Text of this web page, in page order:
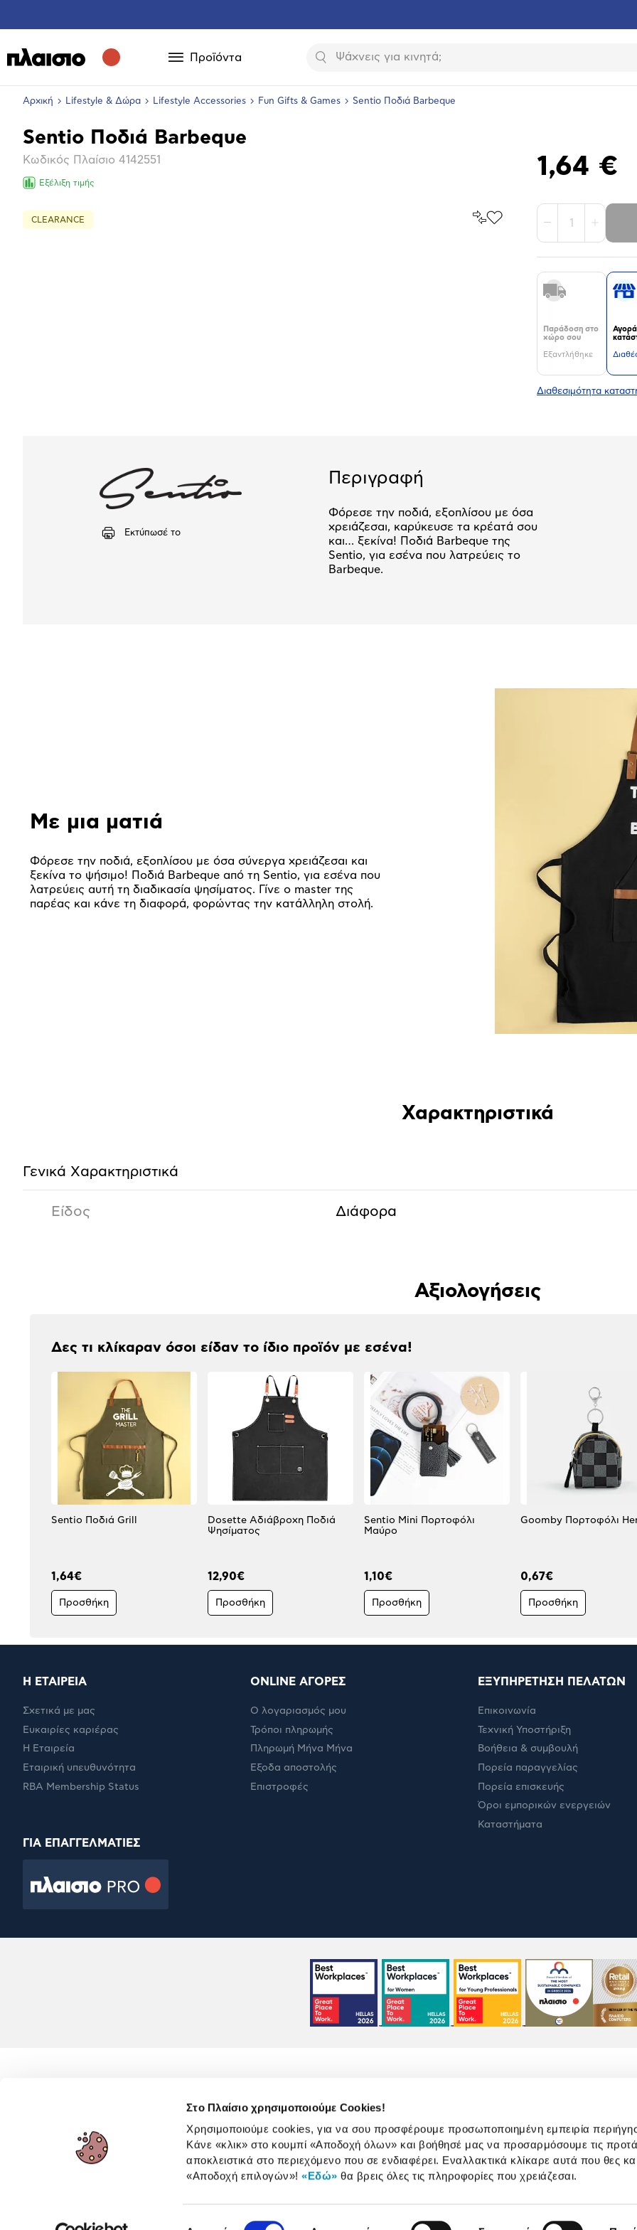
Στο Πλαίσιο χρησιμοποιούμε Cookies!
Χρησιμοποιούμε cookies, για να σου προσφέρουμε προσωποποιημένη εμπειρία
Κάνε «κλικ» στο κουμπί «Αποδοχή όλων» και βοήθησέ μας να προσαρμόσουμε τις
αποκλειστικά στο περιεχόμενο που σε ενδιαφέρει. Εναλλακτικά κλίκαρε αυτά που θες
«Αποδοχή επιλογών»!«Εδώ» θα βρεις όλες τις πληροφορίες που χρειάζεσαι.
Προϊόντα Αναζήτηση
Αρχική Lifestyle & Δώρα Lifestyle Accessories Fun Gifts & Games Sentio Ποδιά Barbeque
Βασικά
χαρακτηριστικά
Sentio Ποδιά Barbeque
Κωδικός Πλαίσιο 4142551
Εξέλιξη τιμής
CLEARANCE
Σύγκρινέ
Προσθήκη
Αγαπημένα
1,64 €
1
Παράδοση στο
χώρο σου
Εξαντλήθηκε
Διαθεσιμότητα
Εκτύπωσέ το
Περιγραφή
Φόρεσε την ποδιά, εξοπλίσου με όσα
χρειάζεσαι, καρύκευσε τα κρέατά σου
και… ξεκίνα! Ποδιά Barbeque της
Sentio, για εσένα που λατρεύεις το
Barbeque.
Με μια ματιά
Φόρεσε την ποδιά, εξοπλίσου με όσα σύνεργα χρειάζεσαι και
ξεκίνα το ψήσιμο! Ποδιά Barbeque από τη Sentio, για εσένα που
λατρεύεις αυτή τη διαδικασία ψησίματος. Γίνε ο master της
παρέας και κάνε τη διαφορά, φορώντας την κατάλληλη στολή.
Χαρακτηριστικά
Γενικά Xαρακτηριστικά
Είδος Διάφορα
Αξιολογήσεις
Δες τι κλίκαραν όσοι είδαν το ίδιο προϊόν με εσένα!
Sentio Ποδιά Grill
1,64€
Προσθήκη
Dosette Αδιάβροχη Ποδιά
Ψησίματος
12,90€
Προσθήκη
Sentio Mini Πορτοφόλι
Μαύρο
1,10€
Προσθήκη
Goomby Πορτοφόλι
0,67€
Προσθήκη
Η ΕΤΑΙΡΕΙΑ
Σχετικά με μας
Ευκαιρίες καριέρας
Η Εταιρεία
Εταιρική υπευθυνότητα
RBA Membership Status
ONLINE ΑΓΟΡΕΣ
Ο λογαριασμός μου
Τρόποι πληρωμής
Πληρωμή Μήνα Μήνα
Έξοδα αποστολής
Επιστροφές
ΕΞΥΠΗΡΕΤΗΣΗ ΠΕΛΑΤΩΝ
Επικοινωνία
Τεχνική Υποστήριξη
Βοήθεια & συμβουλή
Πορεία παραγγελίας
Πορεία επισκευής
Όροι εμπορικών ενεργειών
Καταστήματα
ΓΙΑ ΕΠΑΓΓΕΛΜΑΤΙΕΣ
Όροι χρήσης Πολιτική Cookies Πολιτική Απορρήτου
©2026 Plaisio Computers